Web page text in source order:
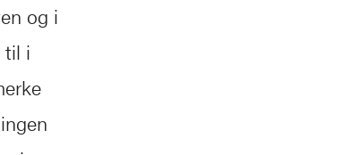
og i
til i